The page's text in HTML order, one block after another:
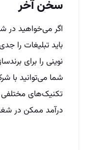
سوال داری
هر سوالی داری
بهت زنگ میزنیم
نام و نام خانوادگی